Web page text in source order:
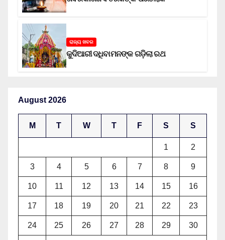
ରାଜ୍ୟ ଖବର
କୁଦିଆରୀ ଦଧିବାମନଙ୍କ ଗଡ଼ିଲା ରଥ
August 2026
M T W T F S S
1 2
3 4 5 6 7 8 9
10 11 12 13 14 15 16
17 18 19 20 21 22 23
24 25 26 27 28 29 30